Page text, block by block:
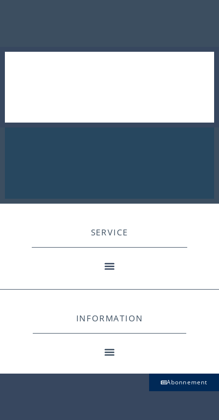
SERVICE
INFORMATION
Abonnement